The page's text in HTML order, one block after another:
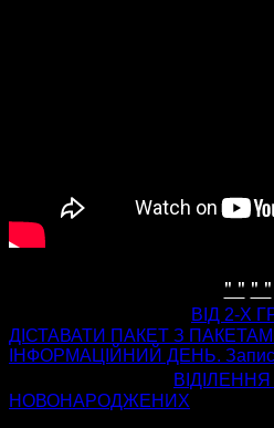
" " " "
ВІД 2-Х
ДІСТАВАТИ ПАКЕТ З
ІНФОРМАЦІЙНИЙ ДЕНЬ. Запис
НОВОНАРОДЖЕНИХ